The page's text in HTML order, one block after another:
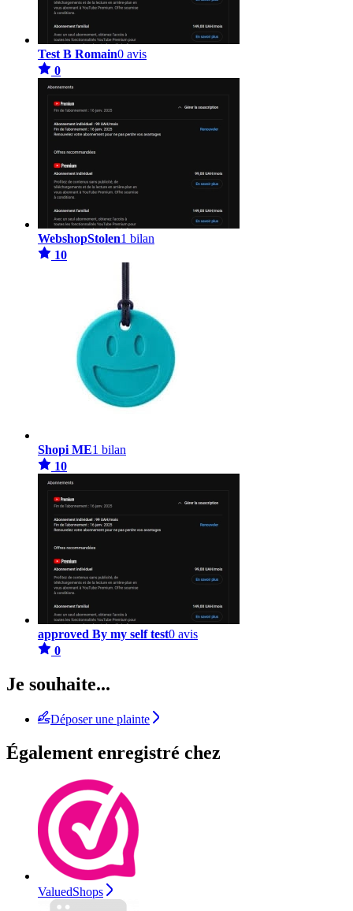
Test B Romain0 avis
0
WebshopStolen1 bilan
10
Shopi ME1 bilan
10
approved By my self test0 avis
0
Je souhaite...
Déposer une plainte
Également enregistré chez
ValuedShops